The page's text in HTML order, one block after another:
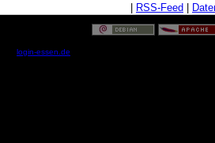
RSS-Feed
login-essen.de